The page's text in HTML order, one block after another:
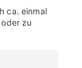
ca. einmal
zu